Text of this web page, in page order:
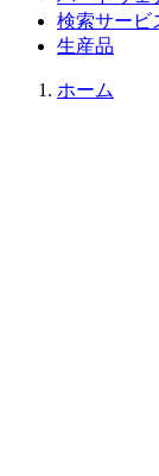
検索サービ
生産品
ホーム